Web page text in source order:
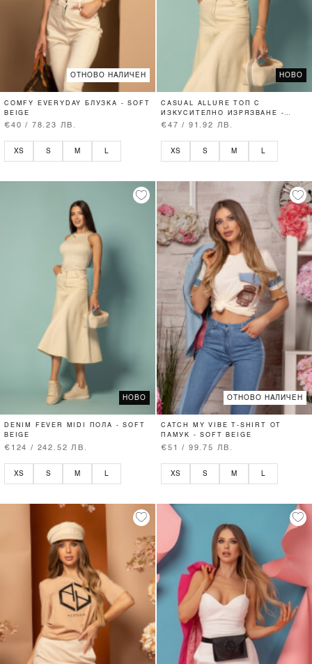
ОТНОВО НАЛИЧЕН
COMFY EVERYDAY БЛУЗКА - SOFT
BEIGE
€40 / 78.23 ЛВ.
XS S M L
НОВО
CASUAL ALLURE ТОП С
ИЗКУСИТЕЛНО ИЗРЯЗВАНЕ -
SOFT BEIGE
€47 / 91.92 ЛВ.
XS S M L
НОВО
DENIM FEVER MIDI ПОЛА - SOFT
BEIGE
€124 / 242.52 ЛВ.
XS S M
ОТНОВО НАЛИЧЕН
CATCH MY VIBE T-SHIRT ОТ
ПАМУК - SOFT BEIGE
€51 / 99.75 ЛВ.
XS S M